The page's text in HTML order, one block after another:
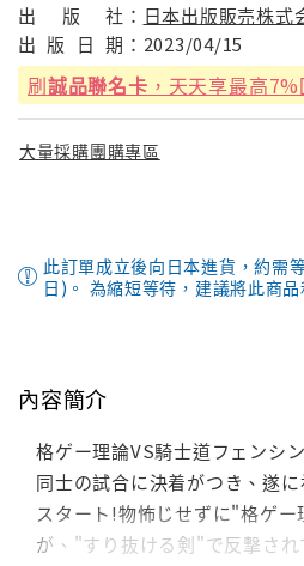
出
版 社： 日本出版販売株式
出 版 日 期： 2023/04/15
刷誠品聯名卡 ，天天享最高
大量採購團購專區
此訂單成立後向日本進貨，約需
日)。 為縮短等待，建議將此商
內容簡介
格ゲー理論VS騎士道フェンシ
同士の試合に決着がつき、遂
スタート!物怖じせずに"格ゲー
が、"すり抜ける剣"で反撃さ